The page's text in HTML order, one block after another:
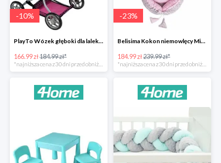
-10%
PlayTo Wózek głęboki dla lalek Viola -10%
166.99 zł184.99 zł*
-23%
Belisima Kokon niemowlęcy Minky Sweet Baby -23%
184.99 zł239.99 zł*